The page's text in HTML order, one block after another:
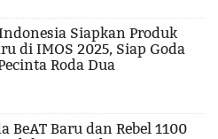
Siapkan Produk
di IMOS 2025, Siap Goda
Roda Dua
BeAT Baru dan Rebel 1100